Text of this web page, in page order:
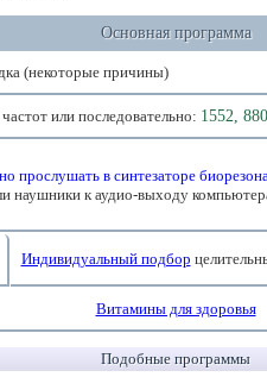
Основная программа
(некоторые причины)
или последовательно: 1552,
прослушать в синтезаторе
наушники к аудио-выходу
Индивидуальный подбор
Витамины для здоровья
Подобные программы